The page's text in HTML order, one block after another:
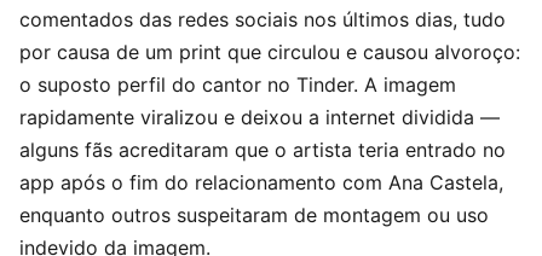
comentados das redes sociais nos últimos dias, tudo
por causa de um print que circulou e causou alvoroço:
o suposto perfil do cantor no Tinder. A imagem
rapidamente viralizou e deixou a internet dividida —
alguns fãs acreditaram que o artista teria entrado no
app após o fim do relacionamento com Ana Castela,
enquanto outros suspeitaram de montagem ou uso
indevido da imagem.